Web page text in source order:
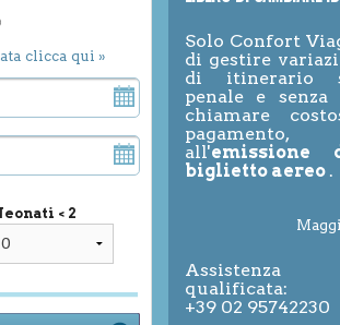
clicca qui »
< 2
Solo Confort
di gestire
di itinerario
penale e
chiamare
all'emissione
biglietto aereo .
Assistenza
qualificata:
+39 02 95742230